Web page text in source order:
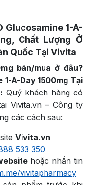
Glucosamine 1-A-
Chất Lượng Ở
Quốc Tại Vivita
bán/mua ở đâu?
1-A-Day 1500mg Tại
Quý khách hàng có
Vivita.vn – Công ty
các cách sau:
Vivita.vn
533 350
hoặc nhắn tin
vivitapharmacy